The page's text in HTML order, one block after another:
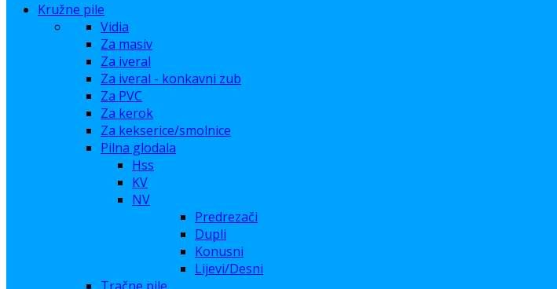
Kružne pile
Vidia
Za masiv
Za iveral
Za iveral - konkavni zub
Za PVC
Za kerok
Za kekserice/smolnice
Pilna glodala
Hss
KV
NV
Predrezači
Dupli
Konusni
Lijevi/Desni